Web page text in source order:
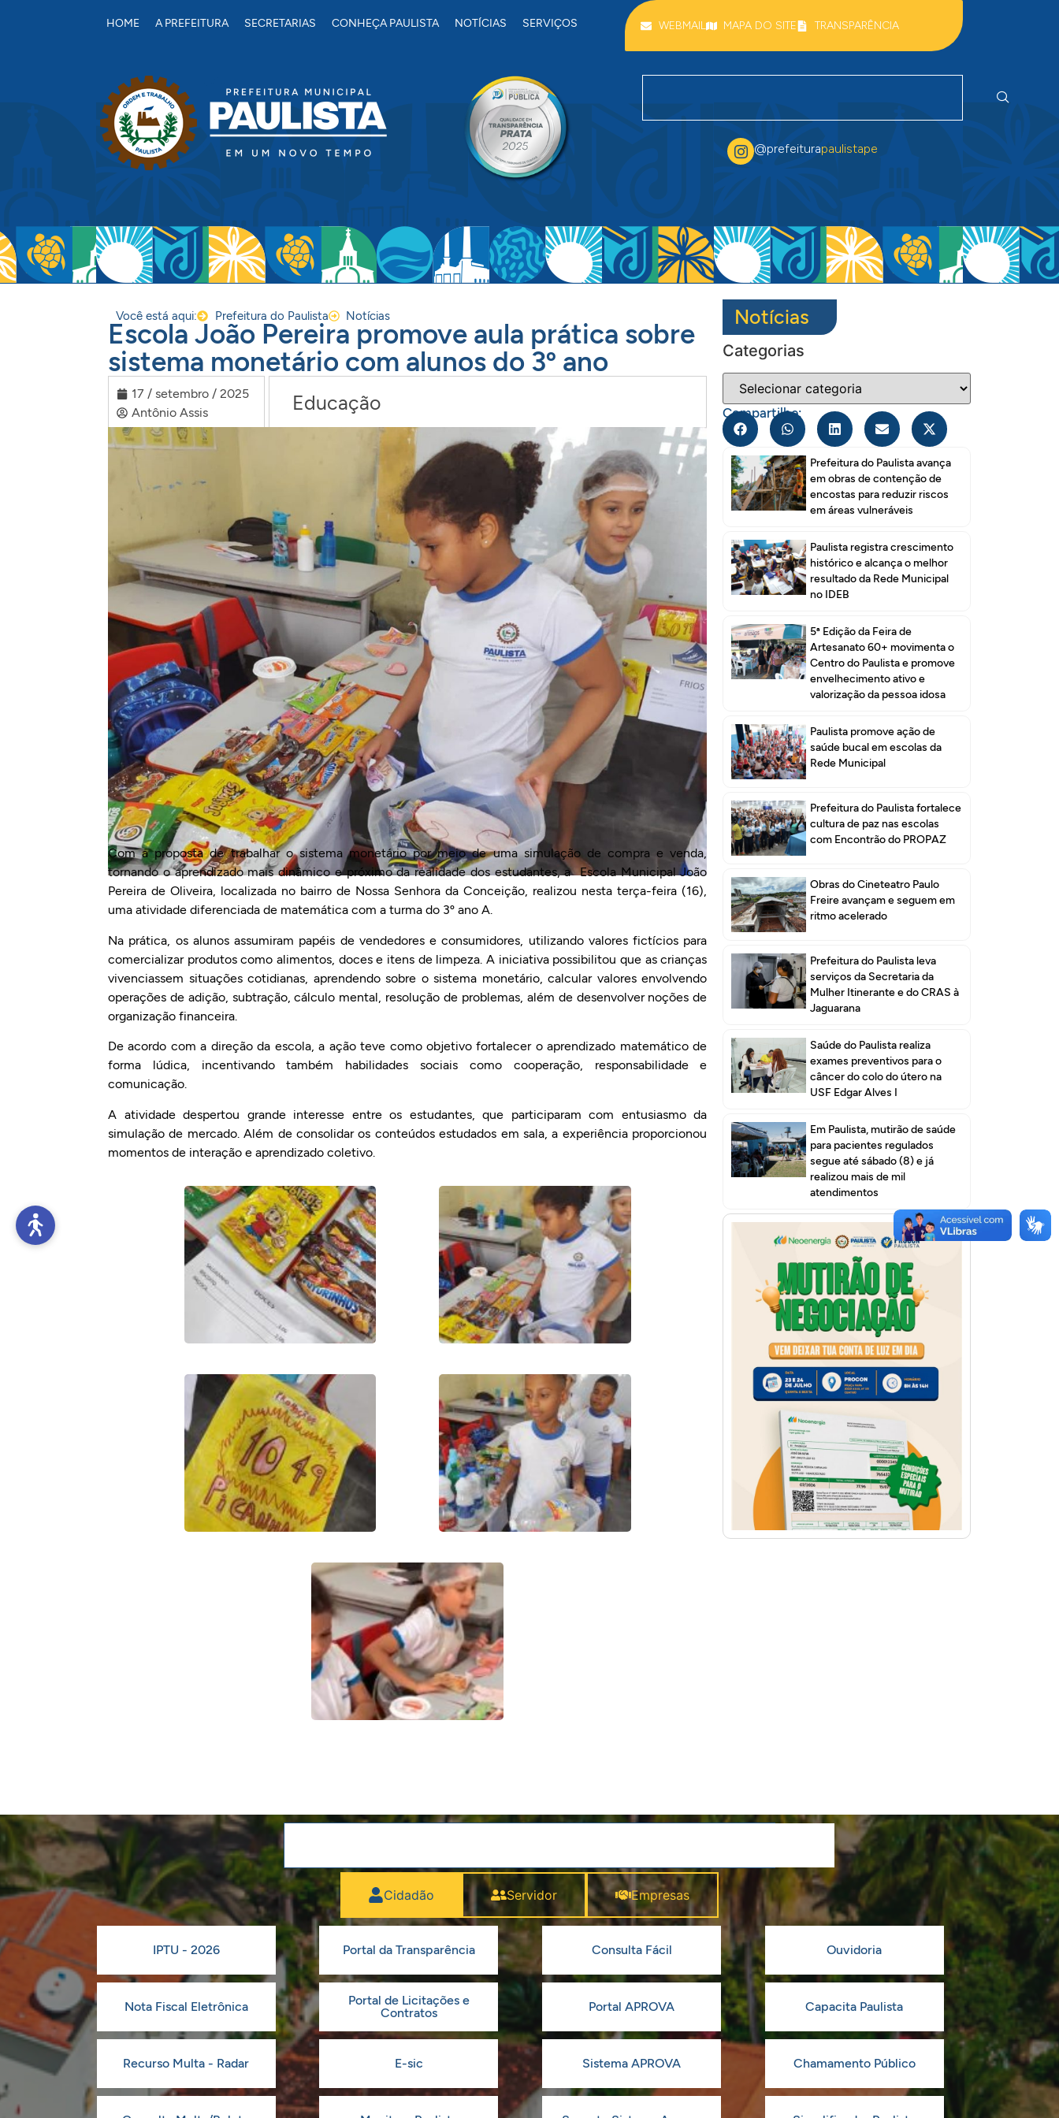
HOME A PREFEITURA SECRETARIAS CONHEÇA PAULISTA NOTÍCIAS SERVIÇOS WEBMAIL MAPA DO SITE TRANSPARÊNCIA
@prefeiturapaulistape
Você está aqui: Prefeitura do Paulista Notícias
Escola João Pereira promove aula prática sobre
sistema monetário com alunos do 3º ano
17 / setembro / 2025
Antônio Assis
Educação
Com a proposta de trabalhar o sistema monetário por meio de uma simulação de compra e venda,
tornando o aprendizado mais dinâmico e próximo da realidade dos estudantes, a Escola Municipal João
Pereira de Oliveira, localizada no bairro de Nossa Senhora da Conceição, realizou nesta terça-feira (16),
uma atividade diferenciada de matemática com a turma do 3º ano A.
Na prática, os alunos assumiram papéis de vendedores e consumidores, utilizando valores fictícios para
comercializar produtos como alimentos, doces e itens de limpeza. A iniciativa possibilitou que as crianças
vivenciassem situações cotidianas, aprendendo sobre o sistema monetário, calcular valores envolvendo
operações de adição, subtração, cálculo mental, resolução de problemas, além de desenvolver noções de
organização financeira.
De acordo com a direção da escola, a ação teve como objetivo fortalecer o aprendizado matemático de
forma lúdica, incentivando também habilidades sociais como cooperação, responsabilidade e
comunicação.
A atividade despertou grande interesse entre os estudantes, que participaram com entusiasmo da
simulação de mercado. Além de consolidar os conteúdos estudados em sala, a experiência proporcionou
momentos de interação e aprendizado coletivo.
Notícias
Categorias
Compartilhe:
Prefeitura do Paulista avança
em obras de contenção de
encostas para reduzir riscos
em áreas vulneráveis
Paulista registra crescimento
histórico e alcança o melhor
resultado da Rede Municipal
no IDEB
5ª Edição da Feira de
Artesanato 60+ movimenta o
Centro do Paulista e promove
envelhecimento ativo e
valorização da pessoa idosa
Paulista promove ação de
saúde bucal em escolas da
Rede Municipal
Prefeitura do Paulista fortalece
cultura de paz nas escolas
com Encontrão do PROPAZ
Obras do Cineteatro Paulo
Freire avançam e seguem em
ritmo acelerado
Prefeitura do Paulista leva
serviços da Secretaria da
Mulher Itinerante e do CRAS à
Jaguarana
Saúde do Paulista realiza
exames preventivos para o
câncer do colo do útero na
USF Edgar Alves I
Em Paulista, mutirão de saúde
para pacientes regulados
segue até sábado (8) e já
realizou mais de mil
atendimentos
Cidadão Servidor Empresas
IPTU - 2026 Portal da Transparência Consulta Fácil Ouvidoria
Nota Fiscal Eletrônica
Portal de Licitações e
Contratos
Portal APROVA Capacita Paulista
Recurso Multa - Radar E-sic Sistema APROVA Chamamento Público